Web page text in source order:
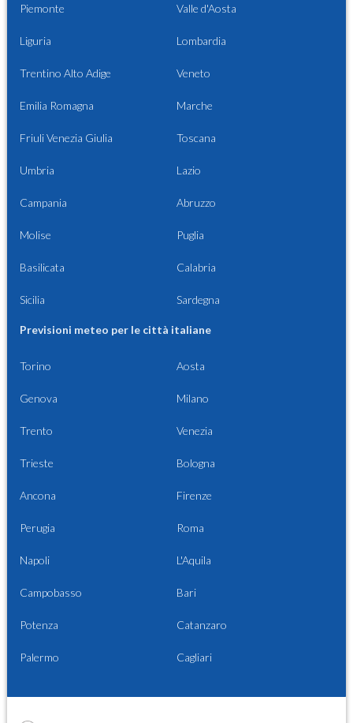
Piemonte Valle d'Aosta
Liguria Lombardia
Trentino Alto Adige Veneto
Emilia Romagna Marche
Friuli Venezia Giulia Toscana
Umbria Lazio
Campania Abruzzo
Molise Puglia
Basilicata Calabria
Sicilia Sardegna
Previsioni meteo per le città italiane
Torino Aosta
Genova Milano
Trento Venezia
Trieste Bologna
Ancona Firenze
Perugia Roma
Napoli L'Aquila
Campobasso Bari
Potenza Catanzaro
Palermo Cagliari